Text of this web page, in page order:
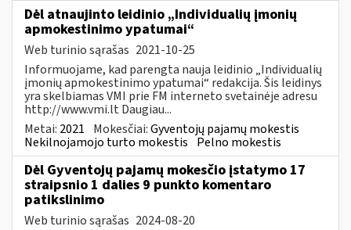
Dėl atnaujinto leidinio „Individualių įmonių
apmokestinimo ypatumai“
Web turinio sąrašas 2021-10-25
Informuojame, kad parengta nauja leidinio „Individualių
įmonių apmokestinimo ypatumai“ redakcija. Šis leidinys
yra skelbiamas VMI prie FM interneto svetainėje adresu
http://www.vmi.lt Daugiau...
Metai: 2021 Mokesčiai:Gyventojų pajamų mokestis
Nekilnojamojo turto mokestis Pelno mokestis
Dėl Gyventojų pajamų mokesčio įstatymo 17
straipsnio 1 dalies 9 punkto komentaro
patikslinimo
Web turinio sąrašas 2024-08-20